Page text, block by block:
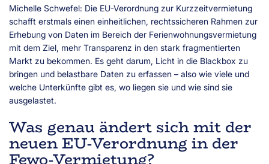
Michelle Schwefel: Die EU-Verordnung zur Kurzzeitvermietung
schafft erstmals einen einheitlichen, rechtssicheren Rahmen zur
Erhebung von Daten im Bereich der Ferienwohnungsvermietung
mit dem Ziel, mehr Transparenz in den stark fragmentierten
Markt zu bekommen. Es geht darum, Licht in die Blackbox zu
bringen und belastbare Daten zu erfassen – also wie viele und
welche Unterkünfte gibt es, wo liegen sie und wie sind sie
ausgelastet.
Was genau ändert sich mit der
neuen EU-Verordnung in der
Fewo-Vermietung?